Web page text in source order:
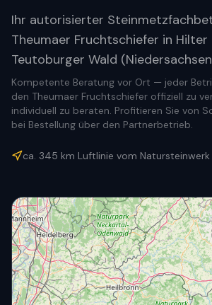
Ihr autorisierter
Theumaer Fruchtschiefer in Hilter
Teutoburger Wald
Kompetente Beratung vor Ort — jeder
den Theumaer Fruchtschiefer offiziell zu
individuell zu beraten. Profitieren Sie von
bei Bestellung über den Partnerbetrieb.
ca. 345 km Luftlinie vom Natursteinwerk